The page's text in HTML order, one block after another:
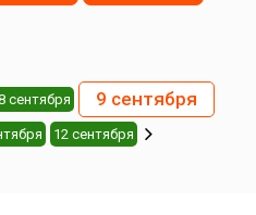
сентября 9 сентября
12 сентября